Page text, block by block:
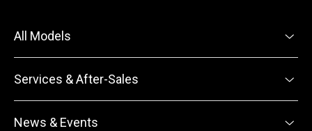
All Models
Services & After-Sales
News & Events